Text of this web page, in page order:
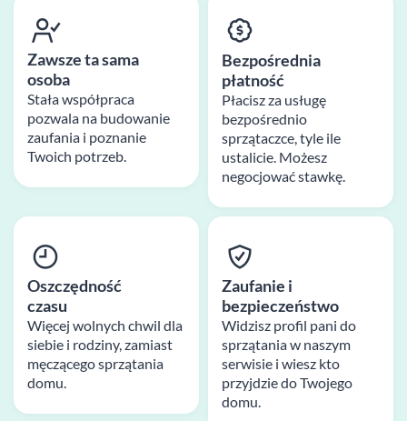
Zawsze ta sama
osoba
Stała współpraca
pozwala na budowanie
zaufania i poznanie
Twoich potrzeb.
Oszczędność
czasu
Więcej wolnych chwil dla
siebie i rodziny, zamiast
męczącego sprzątania
domu.
Bezpośrednia
płatność
Płacisz za usługę
bezpośrednio
sprzątaczce, tyle ile
ustalicie. Możesz
negocjować stawkę.
Zaufanie i
bezpieczeństwo
Widzisz profil pani do
sprzątania w naszym
serwisie i wiesz kto
przyjdzie do Twojego
domu.